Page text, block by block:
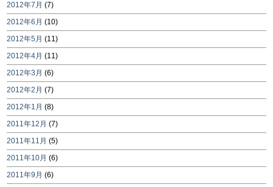
2012年7月 (7)
2012年6月 (10)
2012年5月 (11)
2012年4月 (11)
2012年3月 (6)
2012年2月 (7)
2012年1月 (8)
2011年12月 (7)
2011年11月 (5)
2011年10月 (6)
2011年9月 (6)